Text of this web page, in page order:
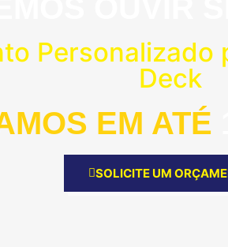
Deck
EM ATÉ
SOLICITE UM